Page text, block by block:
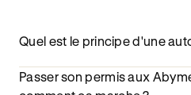
Quel est le principe d'une
Passer son permis aux